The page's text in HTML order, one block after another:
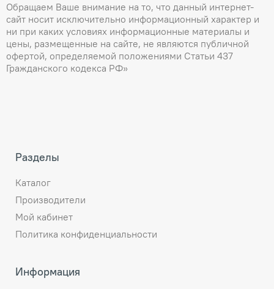
Обращаем Ваше внимание на то, что данный интернет-
сайт носит исключительно информационный характер и
ни при каких условиях информационные материалы и
цены, размещенные на сайте, не являются публичной
офертой, определяемой положениями Статьи 437
Гражданского кодекса РФ»
Разделы
Каталог
Производители
Мой кабинет
Политика конфиденциальности
Информация